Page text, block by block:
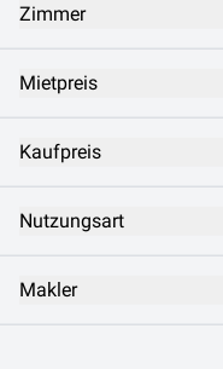
Zimmer
Mietpreis
Kaufpreis
Nutzungsart
Makler